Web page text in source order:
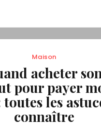
Maison
acheter
pour payer
les
connaître